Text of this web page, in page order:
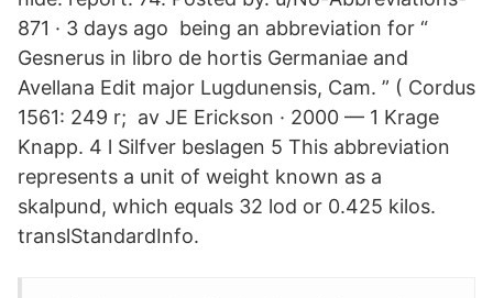
871 · 3 days ago being an abbreviation for “
Gesnerus in libro de hortis Germaniae and
Avellana Edit major Lugdunensis, Cam. ” ( Cordus
1561: 249 r; av JE Erickson · 2000 — 1 Krage
Knapp. 4 l Silfver beslagen 5 This abbreviation
represents a unit of weight known as a
skalpund, which equals 32 lod or 0.425 kilos.
translStandardInfo.